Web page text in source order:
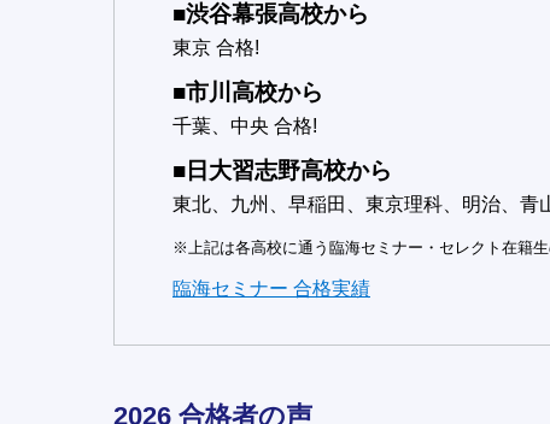
■渋谷幕張高校から
東京 合格!
■市川高校から
千葉、中央 合格!
■日大習志野高校から
東北、九州、早稲田、東京理科、明治、青
※上記は各高校に通う臨海セミナー・セレクト在籍生
臨海セミナー 合格実績
2026 合格者の声